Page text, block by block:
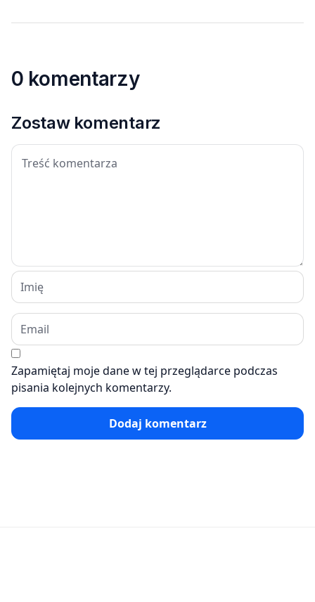
0 komentarzy
Zostaw komentarz
Zapamiętaj moje dane w tej przeglądarce podczas
pisania kolejnych komentarzy.
Dodaj komentarz